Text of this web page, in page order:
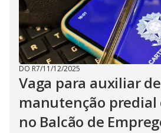
DO R7/11/12/2025
Vaga para auxiliar de
manutenção predial
no Balcão de